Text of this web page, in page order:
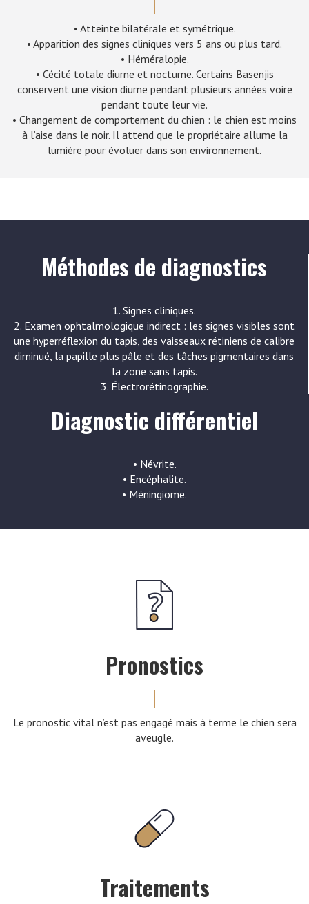
• Atteinte bilatérale et symétrique.
• Apparition des signes cliniques vers 5 ans ou plus tard.
• Héméralopie.
• Cécité totale diurne et nocturne. Certains Basenjis
conservent une vision diurne pendant plusieurs années voire
pendant toute leur vie.
• Changement de comportement du chien : le chien est moins
à l’aise dans le noir. Il attend que le propriétaire allume la
lumière pour évoluer dans son environnement.
Méthodes de diagnostics
1. Signes cliniques.
2. Examen ophtalmologique indirect : les signes visibles sont
une hyperréflexion du tapis, des vaisseaux rétiniens de calibre
diminué, la papille plus pâle et des tâches pigmentaires dans
la zone sans tapis.
3. Électrorétinographie.
Diagnostic différentiel
• Névrite.
• Encéphalite.
• Méningiome.
Pronostics
Le pronostic vital n’est pas engagé mais à terme le chien sera
aveugle.
Traitements